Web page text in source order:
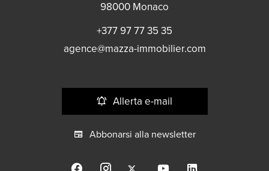
98000 Monaco
+377 97 77 35 35
agence@mazza-immobilier.com
Allerta e-mail
Abbonarsi alla newsletter